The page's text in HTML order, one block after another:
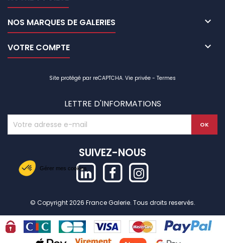
Gérer mes cookies
NOS MARQUES DE GALERIES 
VOTRE COMPTE 
Site protégé par reCAPTCHA. Vie privée - Termes
LETTRE D'INFORMATIONS
SUIVEZ-NOUS
© Copyright 2026 France Galerie. Tous droits reservés.